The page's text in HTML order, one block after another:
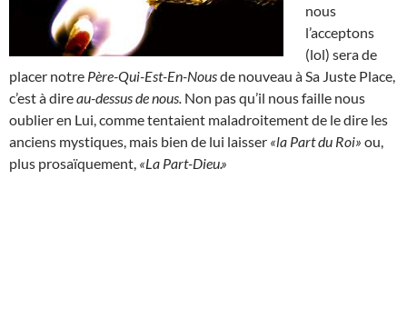
nous
l’acceptons
(lol) sera de
placer notre Père-Qui-Est-En-Nousde nouveau à Sa Juste Place,
c’est à direau-dessus de nous. Non pas qu’il nous faille nous
oublier en Lui, comme tentaient maladroitement de le dire les
anciens mystiques, mais bien de lui laisser «la Part du Roi» ou,
plus prosaïquement, «La Part-Dieu.»